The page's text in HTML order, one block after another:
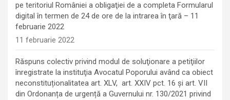
pe teritoriul României a obligaţiei de a completa Formularul
digital în termen de 24 de ore de la intrarea în ţară – 11
februarie 2022
11 februarie 2022
Răspuns colectiv privind modul de soluţionare a petiţiilor
înregistrate la instituţia Avocatul Poporului având ca obiect
neconstituționalitatea art. XLV, art. XXIV pct. 16 și art. VII
din Ordonanța de urgență a Guvernului nr. 130/2021 privind